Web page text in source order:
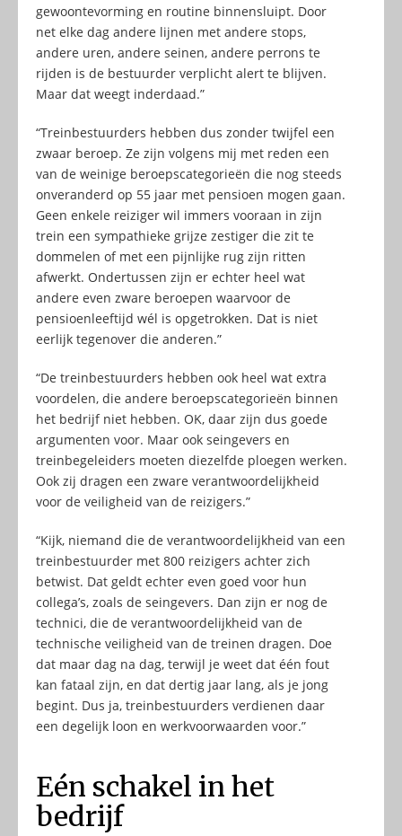
gewoontevorming en routine binnensluipt. Door
net elke dag andere lijnen met andere stops,
andere uren, andere seinen, andere perrons te
rijden is de bestuurder verplicht alert te blijven.
Maar dat weegt inderdaad.”
“Treinbestuurders hebben dus zonder twijfel een
zwaar beroep. Ze zijn volgens mij met reden een
van de weinige beroepscategorieën die nog steeds
onveranderd op 55 jaar met pensioen mogen gaan.
Geen enkele reiziger wil immers vooraan in zijn
trein een sympathieke grijze zestiger die zit te
dommelen of met een pijnlijke rug zijn ritten
afwerkt. Ondertussen zijn er echter heel wat
andere even zware beroepen waarvoor de
pensioenleeftijd wél is opgetrokken. Dat is niet
eerlijk tegenover die anderen.”
“De treinbestuurders hebben ook heel wat extra
voordelen, die andere beroepscategorieën binnen
het bedrijf niet hebben. OK, daar zijn dus goede
argumenten voor. Maar ook seingevers en
treinbegeleiders moeten diezelfde ploegen werken.
Ook zij dragen een zware verantwoordelijkheid
voor de veiligheid van de reizigers.”
“Kijk, niemand die de verantwoordelijkheid van een
treinbestuurder met 800 reizigers achter zich
betwist. Dat geldt echter even goed voor hun
collega’s, zoals de seingevers. Dan zijn er nog de
technici, die de verantwoordelijkheid van de
technische veiligheid van de treinen dragen. Doe
dat maar dag na dag, terwijl je weet dat één fout
kan fataal zijn, en dat dertig jaar lang, als je jong
begint. Dus ja, treinbestuurders verdienen daar
een degelijk loon en werkvoorwaarden voor.”
Eén schakel in het
bedrijf